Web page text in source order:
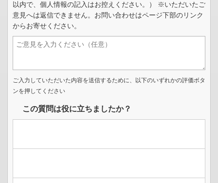
以内で、個人情報の記入はお控えください。） ※いただいたご
意見へは返信できません。お問い合わせはページ下部のリンク
からお寄せください。
ご入力していただいた内容を送信するために、以下のいずれかの評価ボタ
ンを押してください
この質問は役に立ちましたか？